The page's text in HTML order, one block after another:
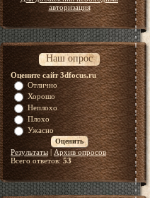
авторизация
Наш опрос
Оцените сайт 3dfocus.ru
Отлично
Хорошо
Неплохо
Плохо
Ужасно
Результаты| Архив опросов
Всего ответов:53